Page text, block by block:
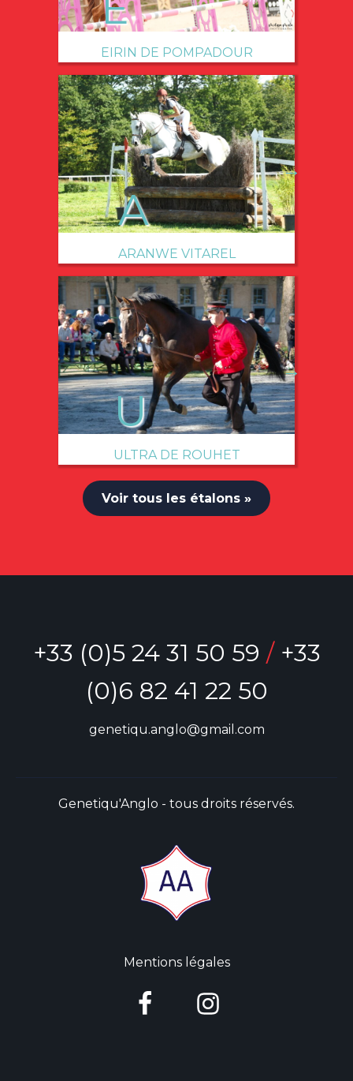
EIRIN DE POMPADOUR
ARANWE VITAREL
→
ULTRA DE ROUHET
→
Voir tous les étalons »
+33 (0)5 24 31 50 59 / +33
(0)6 82 41 22 50
genetiqu.anglo@gmail.com
Genetiqu'Anglo - tous droits réservés.
Mentions légales